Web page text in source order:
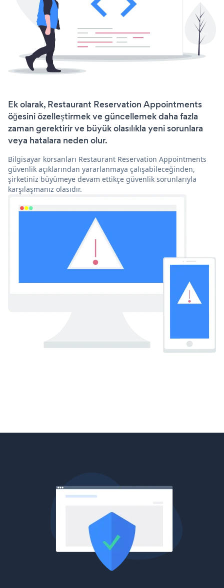
Ek olarak, Restaurant Reservation Appointments
öğesini özelleştirmek ve güncellemek daha fazla
zaman gerektirir ve büyük olasılıkla yeni sorunlara
veya hatalara neden olur.
Bilgisayar korsanları Restaurant Reservation Appointments
güvenlik açıklarından yararlanmaya çalışabileceğinden,
şirketiniz büyümeye devam ettikçe güvenlik sorunlarıyla
karşılaşmanız olasıdır.